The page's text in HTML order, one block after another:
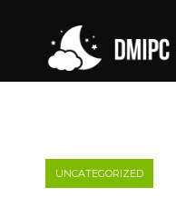
UNCATEGORIZED